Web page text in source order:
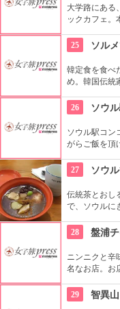
大学路にある
ックカフェ。
み物を読書
25 ソル
韓定食を食べ
め。韓国伝統
でも地元の
が無難かも。
26 ソウ
ソウル駅コン
がらご飯を頂
るのがフー
もってこい。
27 ソウ
伝統茶とおし
で、ソウルに
いた味は、
28 盤浦
ニンニクと辛
名なお店。お
ンニクソー
ます。
29 智異山